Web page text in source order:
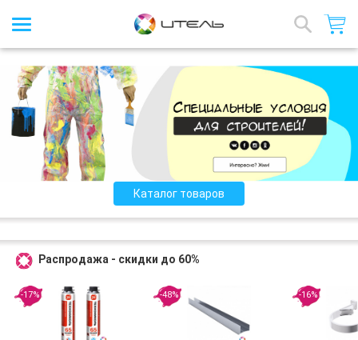
Каталог товаров
Распродажа - скидки до 60%
-17% -48% -16%